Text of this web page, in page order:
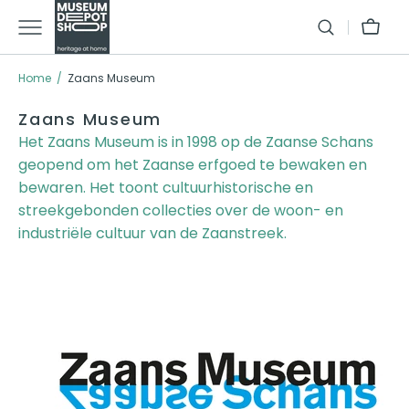
NAAR
TEXT
Home Zaans Museum
Collectie:
Zaans Museum
Het Zaans Museum is in 1998 op de Zaanse Schans
geopend om het Zaanse erfgoed te bewaken en
bewaren. Het toont cultuurhistorische en
streekgebonden collecties over de woon- en
industriële cultuur van de Zaanstreek.